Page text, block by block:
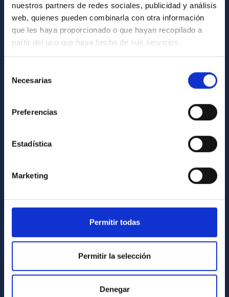
nuestros partners de redes sociales, publicidad y análisis
web, quienes pueden combinarla con otra información
que les haya proporcionado o que hayan recopilado a
partir del uso que haya hecho de sus servicios.
Necesarias
Preferencias
Estadística
Marketing
Permitir todas
Permitir la selección
Denegar
INFORMACIÓN GENERAL
Contacto
Biblioteca
Medio Ambiente y Sostenibilidad
Proyectos institucionales
Financiación externa
Programa Severo Ochoa